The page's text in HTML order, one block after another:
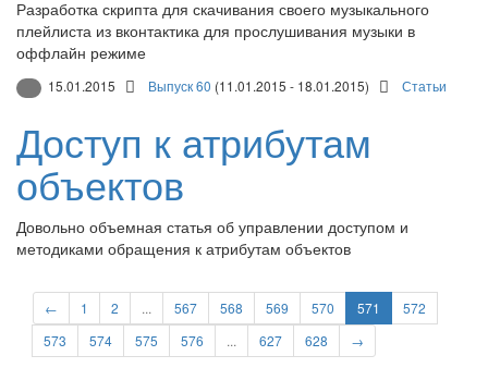
Разработка скрипта для скачивания своего музыкального
плейлиста из вконтактика для прослушивания музыки в
оффлайн режиме
15.01.2015 Выпуск 60 (11.01.2015 - 18.01.2015) Статьи
Доступ к атрибутам
объектов
Довольно объемная статья об управлении доступом и
методиками обращения к атрибутам объектов
← 1 2 ... 567 568 569 570 571
572
573
574 575 576 ... 627 628 →